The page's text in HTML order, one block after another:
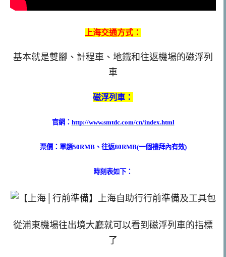
上海交通方式：
基本就是雙腳、計程車、地鐵和往返機場的磁浮列
車
磁浮列車：
官網： http://www.smtdc.com/cn/index.html
票價：單趟50RMB、往返80RMB(一個禮拜內有效)
時刻表如下：
從浦東機場往出境大廳就可以看到磁浮列車的指標
了